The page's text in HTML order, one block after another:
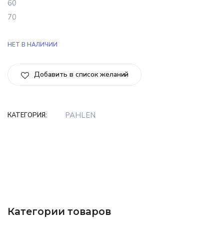
60
70
НЕТ В НАЛИЧИИ
Добавить в список желаний
КАТЕГОРИЯ: PAHLEN
Категории товаров